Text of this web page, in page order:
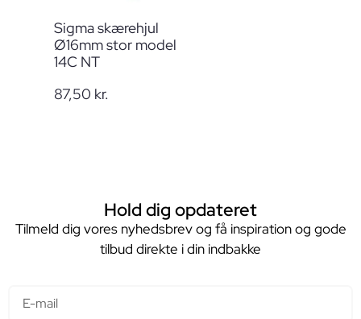
Sigma skærehjul
Ø16mm stor model
14C NT
87,50 kr.
Hold dig opdateret
Tilmeld dig vores nyhedsbrev og få inspiration og gode
tilbud direkte i din indbakke